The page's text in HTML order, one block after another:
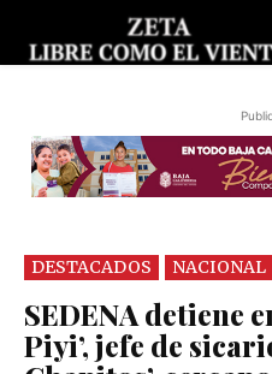
DESTACADOS NACIONAL
SEDENA detiene
Piyi’, jefe de